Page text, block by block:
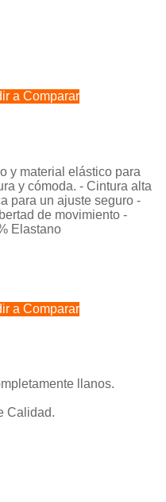
a Comparar
y material elástico para
y cómoda. - Cintura alta
para un ajuste seguro -
de movimiento -
Elastano
a Comparar
llanos.
Calidad.